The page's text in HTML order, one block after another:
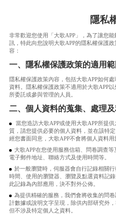
隱私
非常歡迎您使用「大歌APP」，為了讓您
訊，特此向您說明大歌APP的隱私權保護
容：
一、隱私權保護政策的適用範
隱私權保護政策內容，包括大歌APP如何
資料。隱私權保護政策不適用於大歌APP
所委託或參與管理的人員。
二、個人資料的蒐集、處理
當您造訪大歌APP或使用大歌APP所提
質，請您提供必要的個人資料，並在該特
經您書面同意，大歌APP不會將個人資料用
大歌APP在您使用服務信箱、問卷調查
電子郵件地址、聯絡方式及使用時間等。
於一般瀏覽時，伺服器會自行記錄相關
時間、使用的瀏覽器、瀏覽及點選資料記
此記錄為內部應用，決不對外公佈。
為提供精確的服務，我們會將收集的問
計數據或說明文字呈現，除供內部研究外
但不涉及特定個人之資料。